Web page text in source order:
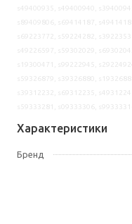
Характеристики
Бренд